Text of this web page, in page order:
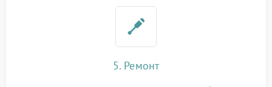
5. Ремонт